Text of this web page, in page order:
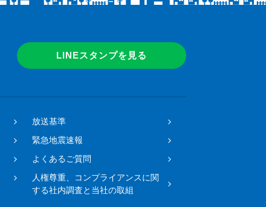
LINEスタンプを見る
放送基準
緊急地震速報
よくあるご質問
人権尊重、コンプライアンスに関
する社内調査と当社の取組